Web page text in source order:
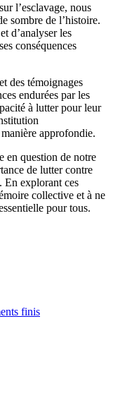
l’esclavage, nous
sombre de l’histoire.
d’analyser les
conséquences
des témoignages
endurées par les
à lutter pour leur
approfondie.
en question de notre
de lutter contre
En explorant ces
collective et à ne
pour tous.
finis